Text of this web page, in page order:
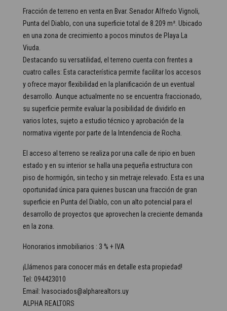
Fracción de terreno en venta en Bvar. Senador Alfredo Vignoli,
Punta del Diablo, con una superficie total de 8.209 m². Ubicado
en una zona de crecimiento a pocos minutos de Playa La
Viuda.
Destacando su versatilidad, el terreno cuenta con frentes a
cuatro calles: Esta característica permite facilitar los accesos
y ofrece mayor flexibilidad en la planificación de un eventual
desarrollo. Aunque actualmente no se encuentra fraccionado,
su superficie permite evaluar la posibilidad de dividirlo en
varios lotes, sujeto a estudio técnico y aprobación de la
normativa vigente por parte de la Intendencia de Rocha.
El acceso al terreno se realiza por una calle de ripio en buen
estado y en su interior se halla una pequeña estructura con
piso de hormigón, sin techo y sin metraje relevado. Esta es una
oportunidad única para quienes buscan una fracción de gran
superficie en Punta del Diablo, con un alto potencial para el
desarrollo de proyectos que aprovechen la creciente demanda
en la zona.
Honorarios inmobiliarios : 3 % + IVA
¡Llámenos para conocer más en detalle esta propiedad!
Tel: 094423010
Email: lvasociados@alpharealtors.uy
ALPHA REALTORS